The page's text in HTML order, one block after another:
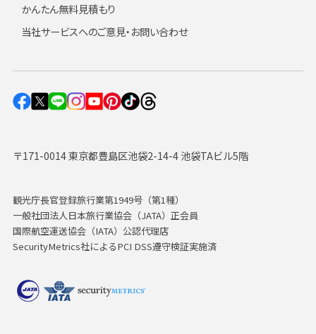
〒171-0014 東京都豊島区池袋2-14-4 池袋TAビル5階
観光庁長官登録旅行業第1949号（第1種）
一般社団法人日本旅行業協会（JATA）正会員
国際航空運送協会（IATA）公認代理店
SecurityMetrics社によるPCI DSS遵守検証実施済
かんたん無料見積もり
当社サービスへのご意見・お問い合わせ